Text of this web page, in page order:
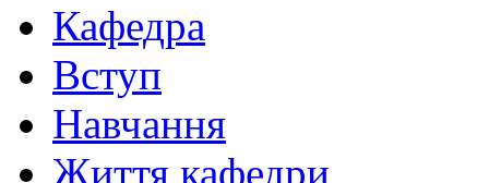
Кафедра
Вступ
Навчання
Життя кафедри